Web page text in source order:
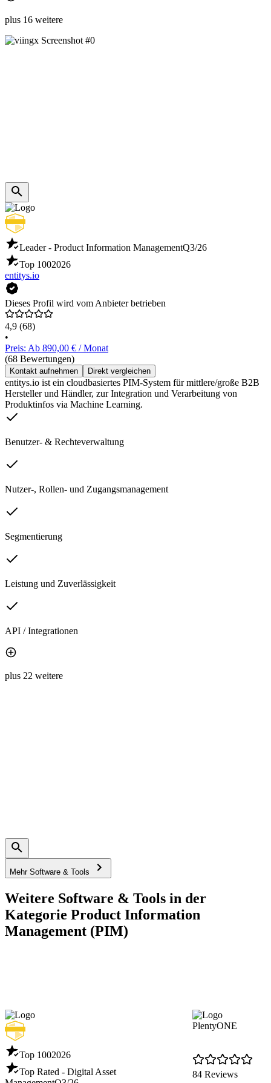
plus 16 weitere
Leader - Product Information ManagementQ3/26
Top 1002026
entitys.io
Dieses Profil wird vom Anbieter betrieben
4,9 (68)
•
Preis: Ab 890,00 € / Monat
(68 Bewertungen)
Kontakt aufnehmen Direkt vergleichen
entitys.io ist ein cloudbasiertes PIM-System für mittlere/große B2B
Hersteller und Händler, zur Integration und Verarbeitung von
Produktinfos via Machine Learning.
Benutzer- & Rechteverwaltung
Nutzer-, Rollen- und Zugangsmanagement
Segmentierung
Leistung und Zuverlässigkeit
API / Integrationen
plus 22 weitere
Mehr Software & Tools
Weitere Software & Tools in der
Kategorie Product Information
Management (PIM)
Top 1002026
Top Rated - Digital Asset
PlentyONE
84 Reviews